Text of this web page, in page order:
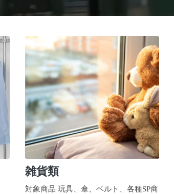
雑貨類
対象商品 玩具、傘、ベルト、各種SP商